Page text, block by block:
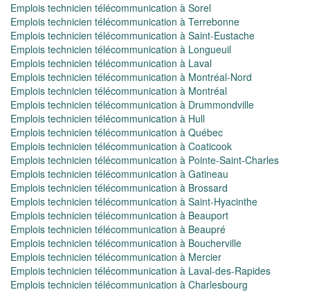
Emplois technicien télécommunication à Sorel
Emplois technicien télécommunication à Terrebonne
Emplois technicien télécommunication à Saint-Eustache
Emplois technicien télécommunication à Longueuil
Emplois technicien télécommunication à Laval
Emplois technicien télécommunication à Montréal-Nord
Emplois technicien télécommunication à Montréal
Emplois technicien télécommunication à Drummondville
Emplois technicien télécommunication à Hull
Emplois technicien télécommunication à Québec
Emplois technicien télécommunication à Coaticook
Emplois technicien télécommunication à Pointe-Saint-Charles
Emplois technicien télécommunication à Gatineau
Emplois technicien télécommunication à Brossard
Emplois technicien télécommunication à Saint-Hyacinthe
Emplois technicien télécommunication à Beauport
Emplois technicien télécommunication à Beaupré
Emplois technicien télécommunication à Boucherville
Emplois technicien télécommunication à Mercier
Emplois technicien télécommunication à Laval-des-Rapides
Emplois technicien télécommunication à Charlesbourg